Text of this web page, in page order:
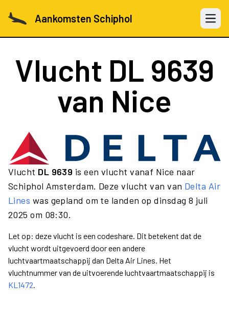
Aankomsten Schiphol Open
Vlucht DL 9639
van Nice
Vlucht DL 9639 is een vlucht vanaf Nice naar
Schiphol Amsterdam. Deze vlucht van van Delta Air
Lines was gepland om te landen op dinsdag 8 juli
2025 om 08:30.
Let op: deze vlucht is een codeshare. Dit betekent dat de
vlucht wordt uitgevoerd door een andere
luchtvaartmaatschappij dan Delta Air Lines. Het
vluchtnummer van de uitvoerende luchtvaartmaatschappij is
KL1472.